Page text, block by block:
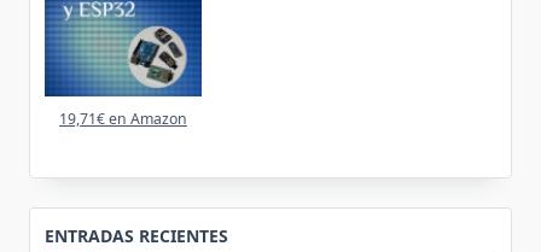
19,71€ en Amazon
ENTRADAS RECIENTES